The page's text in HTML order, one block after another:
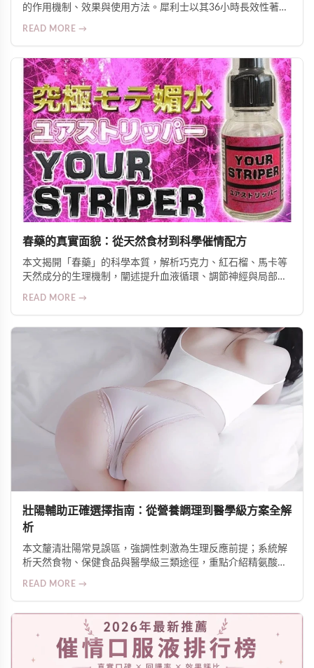
的作用機制、效果與使用方法。犀利士以其36小時長效性著
READ MORE →
春藥的真實面貌：從天然食材到科學催情配方
本文揭開「春藥」的科學本質，解析巧克力、紅石榴、馬卡等
天然成分的生理機制，闡述提升血液循環、調節神經與局部升
READ MORE →
壯陽輔助正確選擇指南：從營養調理到醫學級方案全解
析
本文釐清壯陽常見誤區，強調性刺激為生理反應前提；系統解
析天然食物、保健食品與醫學級三類途徑，重點介紹精氨酸潤
READ MORE →